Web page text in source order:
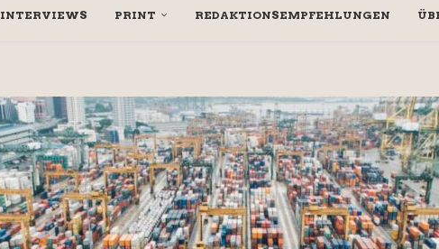
INTERVIEWS PRINT REDAKTIONSEMPFEHLUNGEN